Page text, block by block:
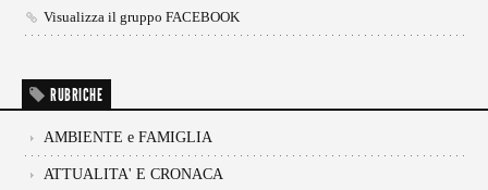
Visualizza il gruppo FACEBOOK
RUBRICHE
AMBIENTE e FAMIGLIA
ATTUALITA' E CRONACA